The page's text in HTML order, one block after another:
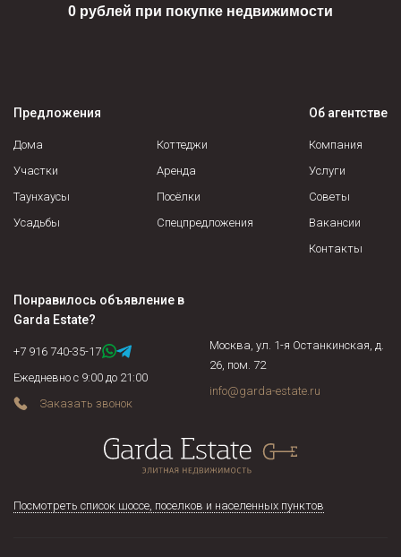
0 рублей при покупке недвижимости
Предложения
Дома
Участки
Таунхаусы
Усадьбы
Коттеджи
Аренда
Посёлки
Спецпредложения
Об агентстве
Компания
Услуги
Советы
Вакансии
Контакты
Понравилось объявление в
Garda Estate?
+7 916 740-35-17
Ежедневно с 9:00 до 21:00
Заказать звонок
Москва, ул. 1-я Останкинская, д.
26, пом. 72
info@garda-estate.ru
Посмотреть список шоссе, поселков и населенных пунктов